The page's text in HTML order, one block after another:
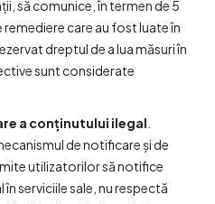
să comunice, în termen de 5
care au fost luate în
dreptul de a lua măsuri în
sunt considerate
a conținutului ilegal
de notificare și de
utilizatorilor să notifice
serviciile sale, nu respectă